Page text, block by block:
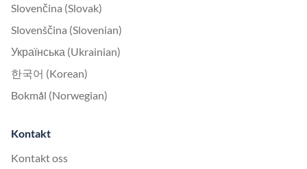
Slovenčina (Slovak)
Slovenščina (Slovenian)
Українська (Ukrainian)
한국어 (Korean)
Bokmål (Norwegian)
Kontakt
Kontakt oss